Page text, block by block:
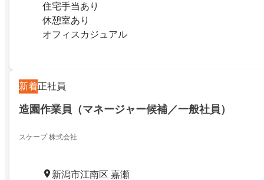
住宅手当あり
休憩室あり
オフィスカジュアル
新着正社員
造園作業員（マネージャー候補／一般社員）
スケープ 株式会社
新潟市江南区 嘉瀬